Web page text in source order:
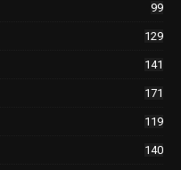
99
129
141
171
119
140